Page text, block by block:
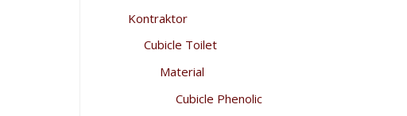
Kontraktor
Cubicle Toilet
Material
Cubicle Phenolic